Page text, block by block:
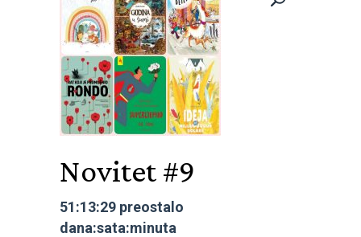
Novitet #9
51:13:29 preostalo
dana:sata:minuta